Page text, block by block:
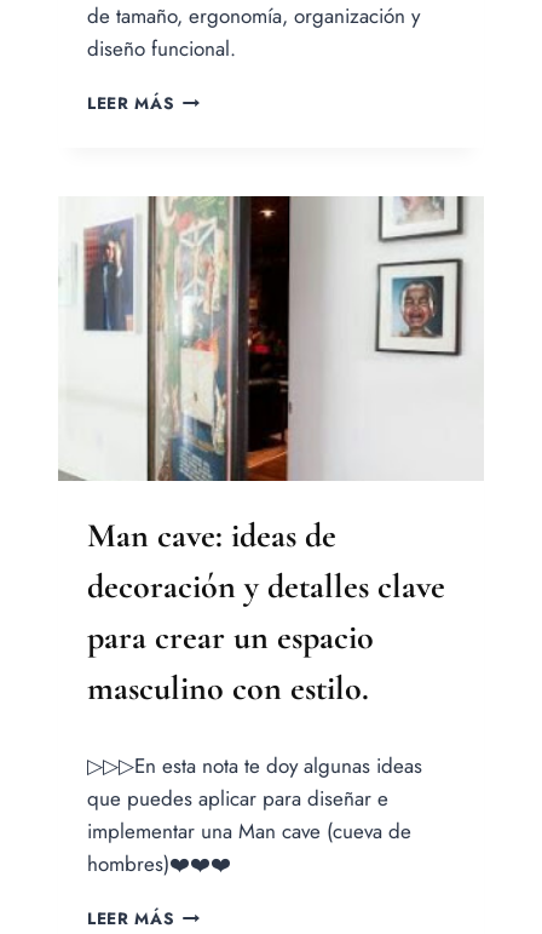
de tamaño, ergonomía, organización y
diseño funcional.
LEER MÁS ESCRITORIO
ADOLESCENTES:
5
TIPS
PARA
ELEGIRLO
Y
ORGANIZARLO
BIEN.
Man cave: ideas de
decoración y detalles clave
para crear un espacio
masculino con estilo.
Jesica
Samanez
▷▷▷En esta nota te doy algunas ideas
que puedes aplicar para diseñar e
implementar una Man cave (cueva de
hombres)❤️❤️❤️
LEER MÁS MAN